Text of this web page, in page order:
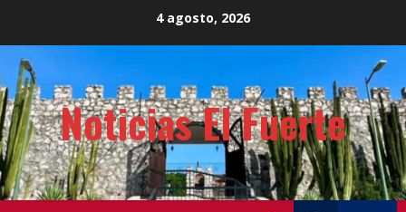
content
4 agosto, 2026
Noticias El Fuerte